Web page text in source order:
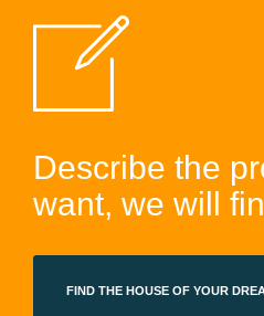
Describe the
want, we will
FIND THE HOUSE OF YOUR